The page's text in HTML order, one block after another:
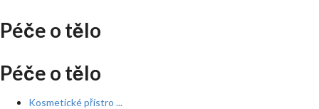
Péče o tělo
Péče o tělo
Kosmetické přístro ...